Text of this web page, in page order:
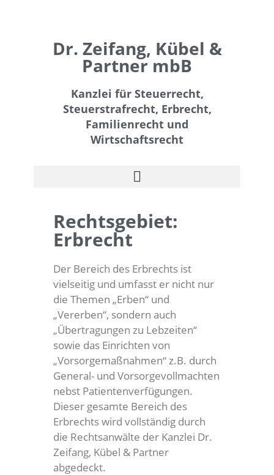
Dr. Zeifang, Kübel &
Partner mbB
Kanzlei für Steuerrecht,
Steuerstrafrecht, Erbrecht,
Familienrecht und
Wirtschaftsrecht
Rechtsgebiet:
Erbrecht
Der Bereich des Erbrechts ist
vielseitig und umfasst er nicht nur
die Themen „Erben“ und
„Vererben“, sondern auch
„Übertragungen zu Lebzeiten“
sowie das Einrichten von
„Vorsorgemaßnahmen“ z.B. durch
General- und Vorsorgevollmachten
nebst Patientenverfügungen.
Dieser gesamte Bereich des
Erbrechts wird vollständig durch
die Rechtsanwälte der Kanzlei Dr.
Zeifang, Kübel & Partner
abgedeckt.